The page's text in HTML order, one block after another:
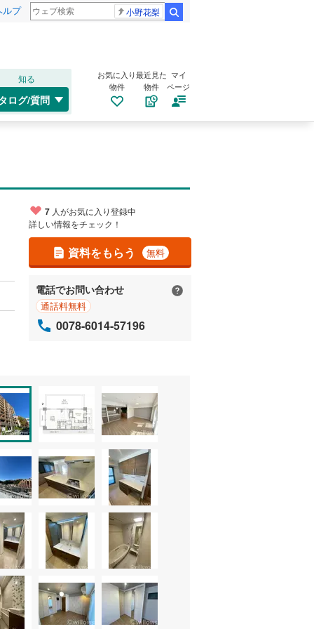
ルプ 小野花梨
知る
ログ/質問
お気に入り
物件
最近見た
物件
マイ
ページ
7 人がお気に入り登録中
詳しい情報をチェック！
資料をもらう 無料
電話でお問い合わせ
通話料無料
0078-6014-57196